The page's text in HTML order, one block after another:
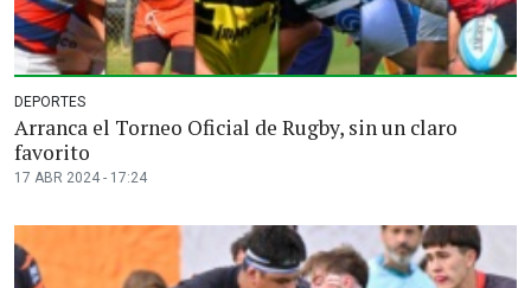
DEPORTES
Arranca el Torneo Oficial de Rugby, sin un claro
favorito
17 ABR 2024 - 17:24